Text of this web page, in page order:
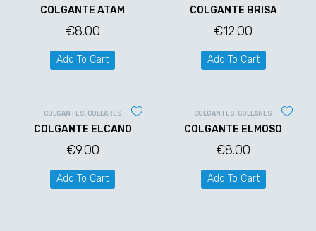
COLGANTE ATAM
€8.00
Add To Cart
COLGANTE BRISA
€12.00
Add To Cart
COLGANTES COLLARES
COLGANTE ELCANO
€9.00
Add To Cart
COLGANTES COLLARES
COLGANTE ELMOSO
€8.00
Add To Cart